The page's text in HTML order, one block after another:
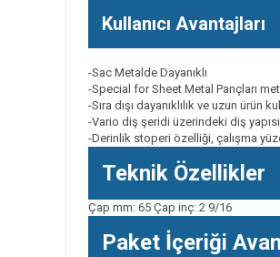
Kullanıcı Avantajları
-Sac Metalde Dayanıklı
-Special for Sheet Metal Pançları
-Sıra dışı dayanıklılık ve uzun
-Vario diş şeridi üzerindeki diş
-Derinlik stoperi özelliği, çalışma
Teknik Özellikler
Çap mm: 65 Çap inç: 2 9/16
Paket İçeriği